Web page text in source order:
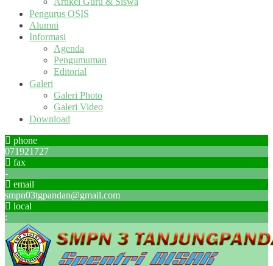
Pengurus OSIS
Alumni
Informasi
Agenda
Pengumuman
Editorial
Galeri
Galeri Photo
Galeri Video
Download
phone
071921727
fax
-
email
smpn03tgpandan@gmail.com
local
: